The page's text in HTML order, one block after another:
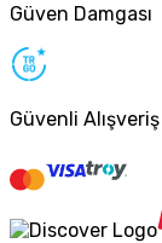
Güven Damgası
Güvenli Alışveriş